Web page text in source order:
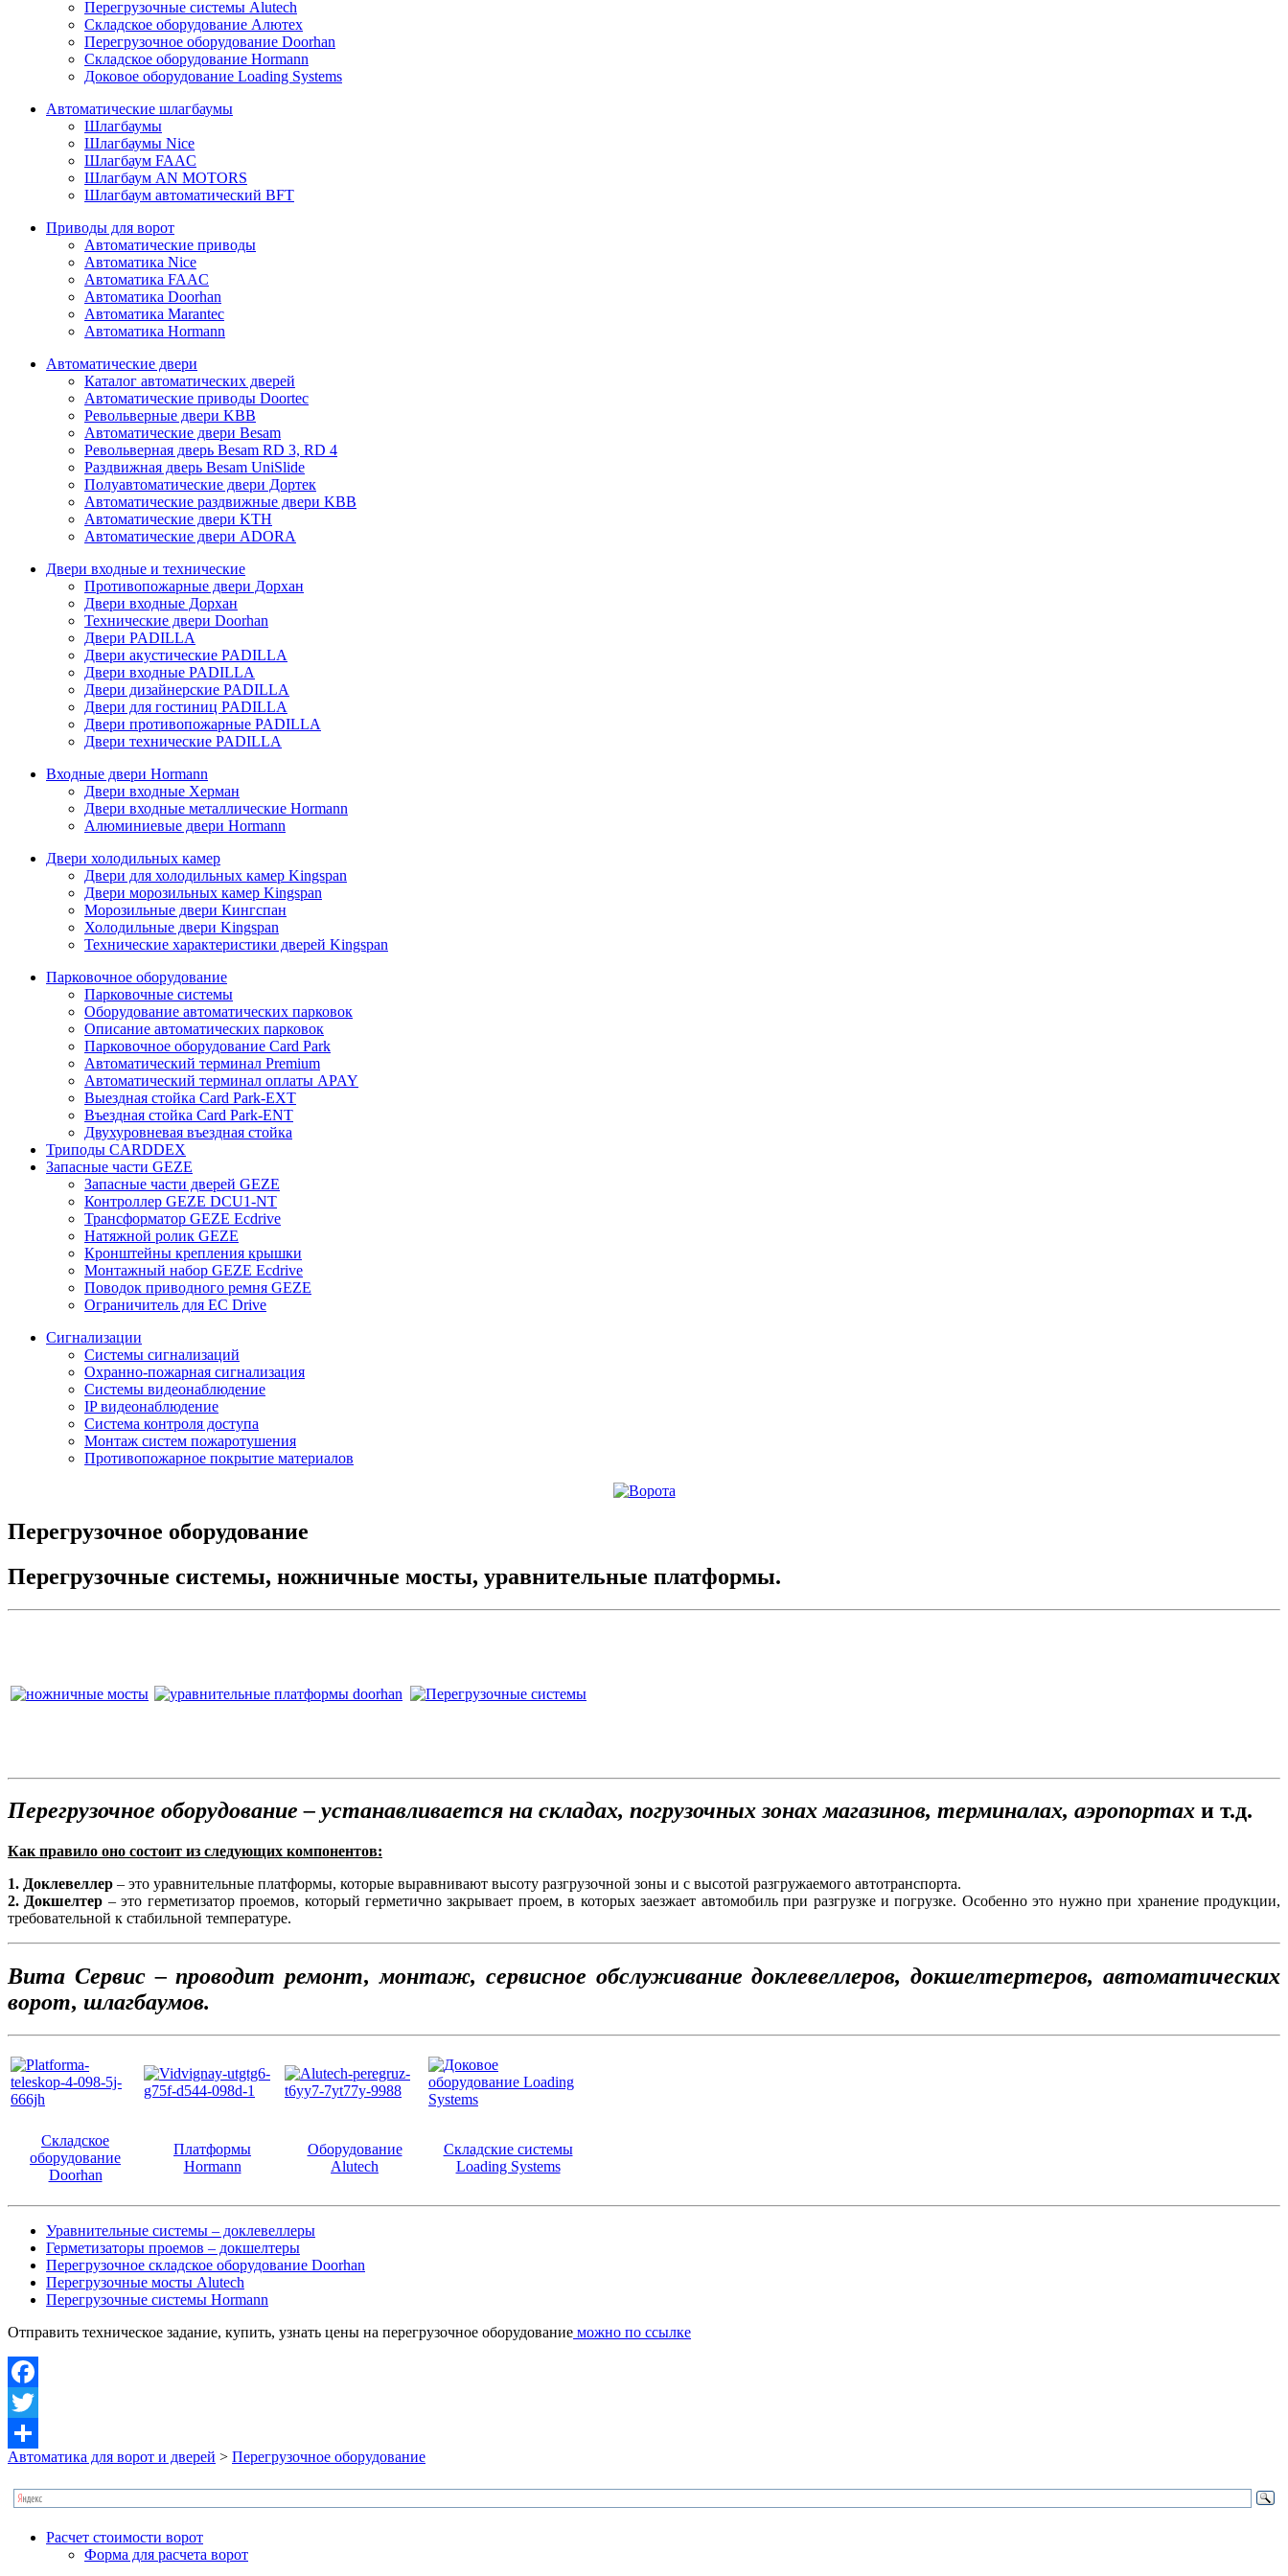
Перегрузочные системы Alutech
Складское оборудование Алютех
Перегрузочное оборудование Doorhan
Складское оборудование Hormann
Доковое оборудование Loading Systems
Автоматические шлагбаумы
Шлагбаумы
Шлагбаумы Nice
Шлагбаум FAAC
Шлагбаум AN MOTORS
Шлагбаум автоматический BFT
Приводы для ворот
Автоматические приводы
Автоматика Nice
Автоматика FAAC
Автоматика Doorhan
Автоматика Marantec
Автоматика Hormann
Автоматические двери
Каталог автоматических дверей
Автоматические приводы Doortec
Револьверные двери KBB
Автоматические двери Besam
Револьверная дверь Besam RD 3, RD 4
Раздвижная дверь Besam UniSlide
Полуавтоматические двери Дортек
Автоматические раздвижные двери KBB
Автоматические двери KTH
Автоматические двери ADORA
Двери входные и технические
Противопожарные двери Дорхан
Двери входные Дорхан
Технические двери Doorhan
Двери PADILLA
Двери акустические PADILLA
Двери входные PADILLA
Двери дизайнерские PADILLA
Двери для гостиниц PADILLA
Двери противопожарные PADILLA
Двери технические PADILLA
Входные двери Hormann
Двери входные Херман
Двери входные металлические Hormann
Алюминиевые двери Hormann
Двери холодильных камер
Двери для холодильных камер Kingspan
Двери морозильных камер Kingspan
Морозильные двери Кингспан
Холодильные двери Kingspan
Технические характеристики дверей Kingspan
Парковочное оборудование
Парковочные системы
Оборудование автоматических парковок
Описание автоматических парковок
Парковочное оборудование Card Park
Автоматический терминал Premium
Автоматический терминал оплаты APAY
Выездная стойка Card Park-EXT
Въездная стойка Card Park-ENT
Двухуровневая въездная стойка
Триподы CARDDEX
Запасные части GEZE
Запасные части дверей GEZE
Контроллер GEZE DCU1-NT
Трансформатор GEZE Ecdrive
Натяжной ролик GEZE
Кронштейны крепления крышки
Монтажный набор GEZE Eсdrive
Поводок приводного ремня GEZE
Ограничитель для EC Drive
Сигнализации
Системы сигнализаций
Охранно-пожарная сигнализация
Системы видеонаблюдение
IP видеонаблюдение
Система контроля доступа
Монтаж систем пожаротушения
Противопожарное покрытие материалов
Перегрузочное оборудование
Перегрузочные системы, ножничные мосты, уравнительные платформы.
Перегрузочное оборудование – устанавливается на складах, погрузочных зонах магазинов, терминалах, аэропортах и т.д.
Как правило оно состоит из следующих компонентов:
1. Доклевеллер – это уравнительные платформы, которые выравнивают высоту разгрузочной зоны и с высотой разгружаемого автотранспорта.
2. Докшелтер – это герметизатор проемов, который герметично закрывает проем, в которых заезжает автомобиль при разгрузке и погрузке. Особенно это нужно при хранение продукции,
требовательной к стабильной температуре.
Вита Сервис – проводит ремонт, монтаж, сервисное обслуживание доклевеллеров, докшелтертеров, автоматических
ворот, шлагбаумов.
Cкладское
оборудование
Doorhan
Платформы
Hormann
Оборудование
Alutech
Складские системы
Loading Systems
Уравнительные системы – доклевеллеры
Герметизаторы проемов – докшелтеры
Перегрузочное складское оборудование Doorhan
Перегрузочные мосты Alutech
Перегрузочные системы Hormann
Отправить техническое задание, купить, узнать цены на перегрузочное оборудование можно по ссылке
Facebook
Twitter
Отправить
Автоматика для ворот и дверей > Перегрузочное оборудование
Расчет стоимости ворот
Форма для расчета ворот